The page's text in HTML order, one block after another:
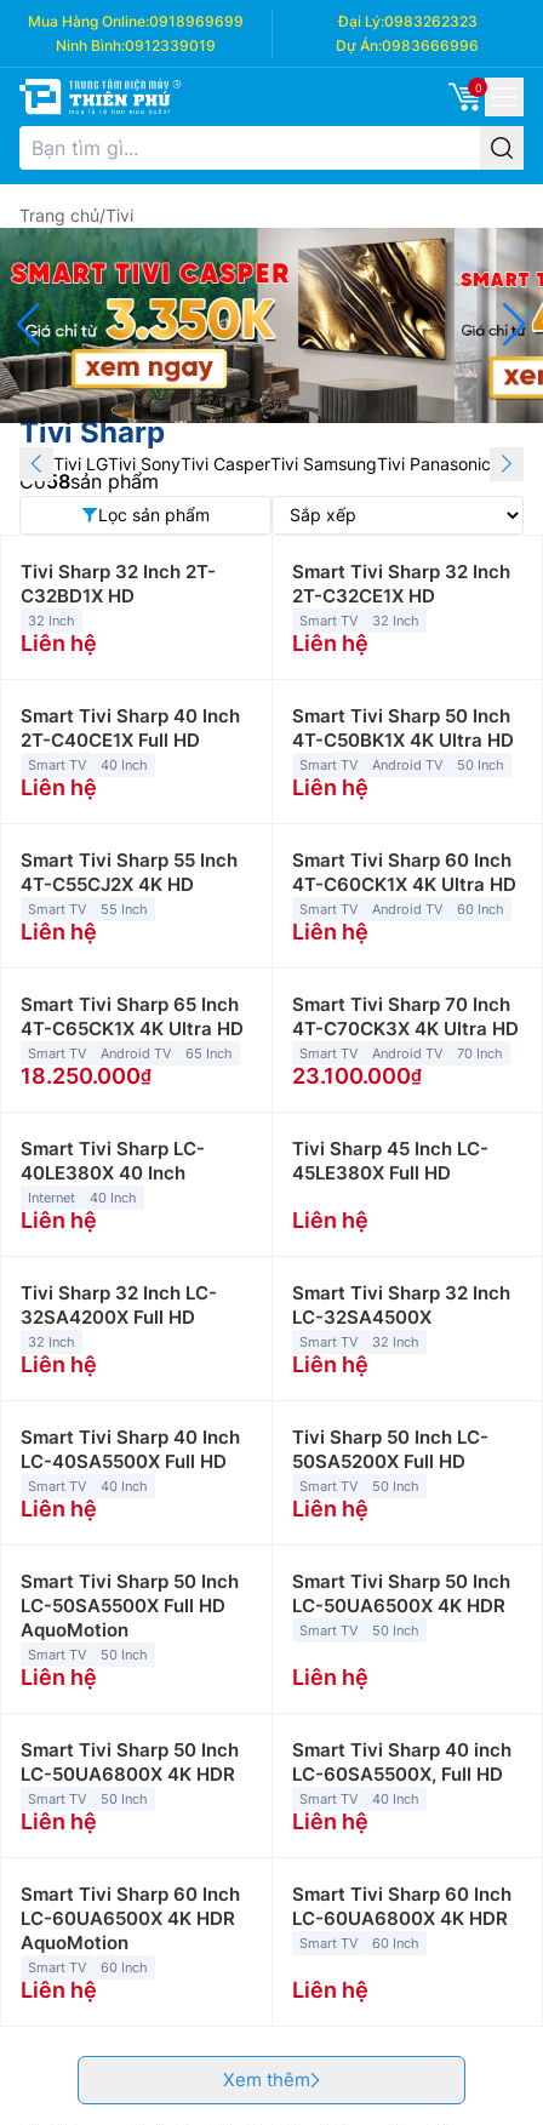
Mua Hàng Online:0918969699 Đại Lý:0983262323
Ninh Bình:0912339019 Dự Án:0983666996
0
Trang chủ/Tivi
Tivi Sharp
Tivi LGTivi SonyTivi CasperTivi SamsungTivi Panasonic Tivi
Có58sản phẩm
Lọc sản phẩm
Tivi Sharp 32 Inch 2T-
C32BD1X HD
32 Inch
Liên hệ
Smart Tivi Sharp 32 Inch
2T-C32CE1X HD
Smart TV 32 Inch
Liên hệ
Smart Tivi Sharp 40 Inch
2T-C40CE1X Full HD
Smart TV 40 Inch
Liên hệ
Smart Tivi Sharp 50 Inch
4T-C50BK1X 4K Ultra HD
Smart TV Android TV 50 Inch
Liên hệ
Smart Tivi Sharp 55 Inch
4T-C55CJ2X 4K HD
Smart TV 55 Inch
Liên hệ
Smart Tivi Sharp 60 Inch
4T-C60CK1X 4K Ultra HD
Smart TV Android TV 60 Inch
Liên hệ
Smart Tivi Sharp 65 Inch
4T-C65CK1X 4K Ultra HD
Smart TV Android TV 65 Inch
18.250.000
Smart Tivi Sharp 70 Inch
4T-C70CK3X 4K Ultra HD
Smart TV Android TV 70 Inch
23.100.000
Smart Tivi Sharp LC-
40LE380X 40 Inch
Internet 40 Inch
Liên hệ
Tivi Sharp 45 Inch LC-
45LE380X Full HD
Liên hệ
Tivi Sharp 32 Inch LC-
32SA4200X Full HD
32 Inch
Liên hệ
Smart Tivi Sharp 32 Inch
LC-32SA4500X
Smart TV 32 Inch
Liên hệ
Smart Tivi Sharp 40 Inch
LC-40SA5500X Full HD
Smart TV 40 Inch
Liên hệ
Tivi Sharp 50 Inch LC-
50SA5200X Full HD
Smart TV 50 Inch
Liên hệ
Smart Tivi Sharp 50 Inch
LC-50SA5500X Full HD
AquoMotion
Smart TV 50 Inch
Liên hệ
Smart Tivi Sharp 50 Inch
LC-50UA6500X 4K HDR
Smart TV 50 Inch
Liên hệ
Smart Tivi Sharp 50 Inch
LC-50UA6800X 4K HDR
Smart TV 50 Inch
Liên hệ
Smart Tivi Sharp 40 inch
LC-60SA5500X, Full HD
Smart TV 40 Inch
Liên hệ
Smart Tivi Sharp 60 Inch
LC-60UA6500X 4K HDR
AquoMotion
Smart TV 60 Inch
Liên hệ
Smart Tivi Sharp 60 Inch
LC-60UA6800X 4K HDR
Smart TV 60 Inch
Liên hệ
Xem thêm